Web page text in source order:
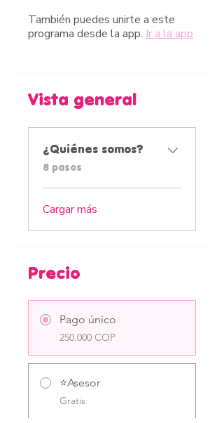
También puedes unirte a este
programa desde la app. Ir a la app
Vista general
¿Quiénes somos?
.8 pasos
Cargar más
Precio
Pago único
250.000 COP
⭐Asesor
Gratis